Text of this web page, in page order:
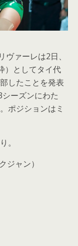
ァーレは2日、
）としてタイ代
したことを発表
ーズンにわた
ポジションはミ
。
ャン）